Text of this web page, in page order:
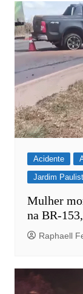
Acidente
Jardim
Mulher
na BR-
Raphaell